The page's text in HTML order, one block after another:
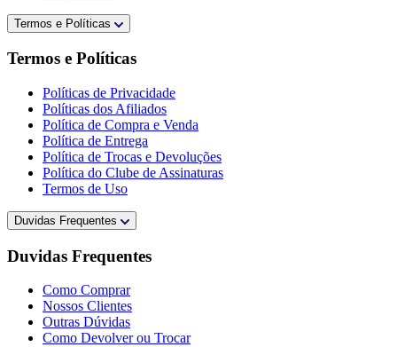
Termos e Políticas
Termos e Políticas
Políticas de Privacidade
Políticas dos Afiliados
Política de Compra e Venda
Política de Entrega
Política de Trocas e Devoluções
Política do Clube de Assinaturas
Termos de Uso
Duvidas Frequentes
Duvidas Frequentes
Como Comprar
Nossos Clientes
Outras Dúvidas
Como Devolver ou Trocar